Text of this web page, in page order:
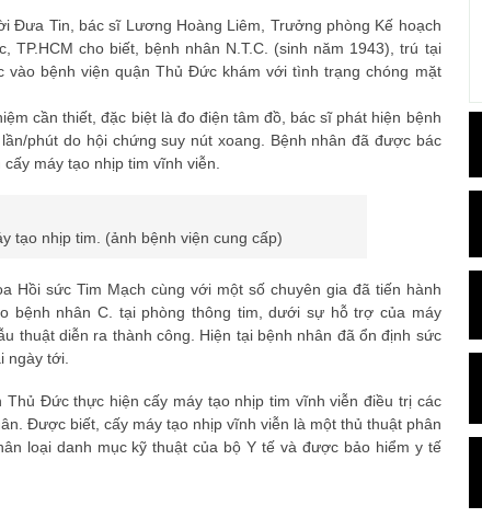
Đưa Tin, bác sĩ Lương Hoàng Liêm, Trưởng phòng Kế hoạch
TP.HCM cho biết, bệnh nhân N.T.C. (sinh năm 1943), trú tại
vào bệnh viện quận Thủ Đức khám với tình trạng chóng mặt
cần thiết, đặc biệt là đo điện tâm đồ, bác sĩ phát hiện bệnh
phút do hội chứng suy nút xoang. Bệnh nhân đã được bác
máy tạo nhịp tim vĩnh viễn.
tạo nhịp tim. (ảnh bệnh viện cung cấp)
Hồi sức Tim Mạch cùng với một số chuyên gia đã tiến hành
bệnh nhân C. tại phòng thông tim, dưới sự hỗ trợ của máy
thuật diễn ra thành công. Hiện tại bệnh nhân đã ổn định sức
ngày tới.
Đức thực hiện cấy máy tạo nhịp tim vĩnh viễn điều trị các
Được biết, cấy máy tạo nhịp vĩnh viễn là một thủ thuật phân
loại danh mục kỹ thuật của bộ Y tế và được bảo hiểm y tế